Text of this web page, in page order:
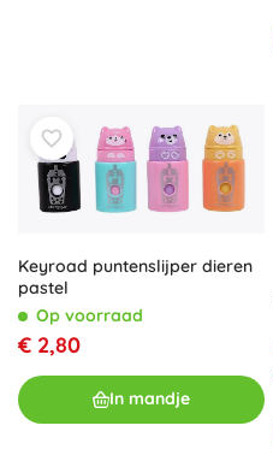
Keyroad puntenslijper dieren
pastel
Op voorraad
€ 2,80
In mandje